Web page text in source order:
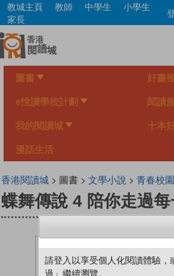
Skip
main
content
教城主頁 教師 中學生
小學生
家長
圖書 好書
e悅讀學校計劃 閱讀
我的閱讀城 十本
漫話生活
香港閱讀城> 圖書 > 文學小說 > 青春校園
蝶舞傳說 4 陪你走過每
請登入以享受個人化閱讀體驗，
過」繼續瀏覽。